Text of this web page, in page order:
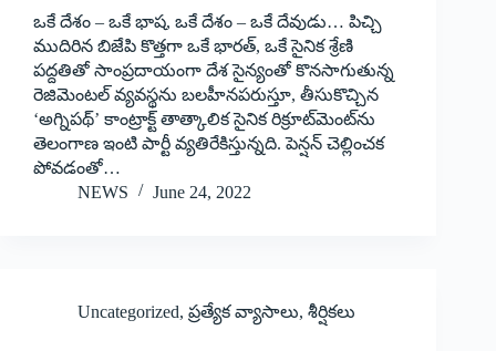
ఒకే దేశం – ఒకే భాష, ఒకే దేశం – ఒకే దేవుడు… పిచ్చి
ముదిరిన బిజేపి కొత్తగా ఒకే భారత్‌, ఒకే సైనిక శ్రేణి
పద్దతితో సాంప్రదాయంగా దేశ సైన్యంతో కొనసాగుతున్న
రెజిమెంటల్‌ ‌వ్యవస్థను బలహీనపరుస్తూ, తీసుకొచ్చిన
‘అగ్నిపథ్‌’ ‌కాంట్రాక్ట్ ‌తాత్కాలిక సైనిక రిక్రూట్‌మెంట్‌ను
తెలంగాణ ఇంటి పార్టీ వ్యతిరేకిస్తున్నది. పెన్షన్‌ ‌చెల్లించక
పోవడంతో…
NEWS
June 24, 2022
Uncategorized, ప్రత్యేక వ్యాసాలు, శీర్షికలు